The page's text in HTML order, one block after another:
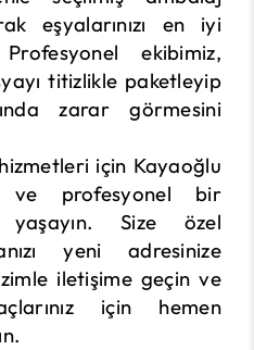
eşyalarınızı en iyi
ekibimiz,
titizlikle paketleyip
zarar görmesini
için Kayaoğlu
ve profesyonel bir
yaşayın. Size özel
yeni adresinize
iletişime geçin ve
için hemen